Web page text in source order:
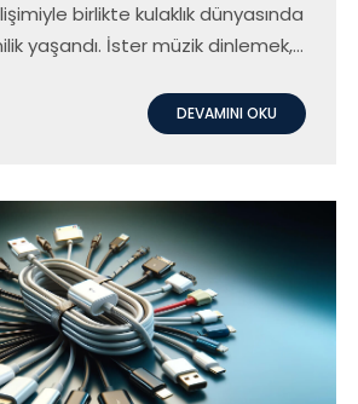
birlikte kulaklık dünyasında
yaşandı. İster müzik dinlemek,
kişisel tercihlere ve kullanım
olarak değişiklik gösterir.
avantajlarını ve
istiyoruz, böylece sizler
seçmenize yardımcı olabiliriz.
DEVAMINI OKU